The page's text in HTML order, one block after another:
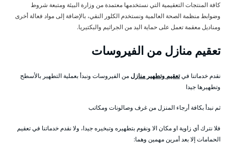
كافة المنتجات التعقيمية التي نستخدمها معتمدة من وزارة البيئة ومتبعة شروط
وضوابط منظمة الصحة العالمية ونستخدم الكلور النقي، بالإضافة إلى مواد فعالة أخرى
ومناديل معقمة تعمل على حماية اليد من الجراثيم والبكتيريا.
تعقيم منازل من الفيروسات
نقدم خدماتنا فيتعقيم وتطهير منازلمن الفيروسات ونبدأ بعملية التطهير بالأسطح
وتطهيرها جيدا
ثم نبدأ بكافة أرجاء المنزل من غرف وصالونات ومكاتب
فلا نترك أي زاوية او مكان الا ونقوم بتطهيره وتبخيره جيدا، ولا نقدم خدماتنا في تعقيم
الحمامات إلا بعد أمرين مهمين وهما: